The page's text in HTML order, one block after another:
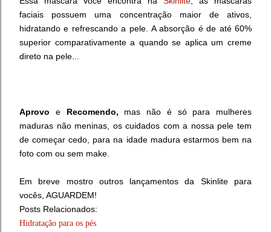
faciais possuem uma concentração maior de ativos,
hidratando e refrescando a pele. A absorção é de até 60%
superior comparativamente a quando se aplica um creme
direto na pele...
Aprovo e Recomendo, mas não é só para mulheres
maduras não meninas, os cuidados com a nossa pele tem
de começar cedo, para na idade madura estarmos bem na
foto com ou sem make.
Em breve mostro outros lançamentos da Skinlite para
vocês, AGUARDEM!
Posts Relacionados:
Hidratação para os pés